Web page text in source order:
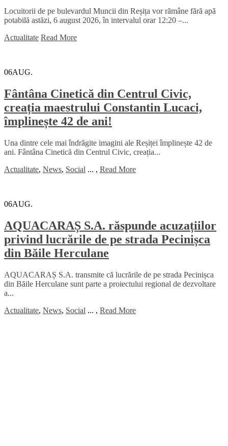
Locuitorii de pe bulevardul Muncii din Reșița vor rămâne fără apă
potabilă astăzi, 6 august 2026, în intervalul orar 12:20 –...
Actualitate Read More
06AUG.
Fântâna Cinetică din Centrul Civic,
creația maestrului Constantin Lucaci,
împlinește 42 de ani!
Una dintre cele mai îndrăgite imagini ale Reșiței împlinește 42 de
ani. Fântâna Cinetică din Centrul Civic, creația...
Actualitate, News, Social ... , Read More
06AUG.
AQUACARAȘ S.A. răspunde acuzațiilor
privind lucrările de pe strada Pecinișca
din Băile Herculane
AQUACARAȘ S.A. transmite că lucrările de pe strada Pecinișca
din Băile Herculane sunt parte a proiectului regional de dezvoltare
a...
Actualitate, News, Social ... , Read More